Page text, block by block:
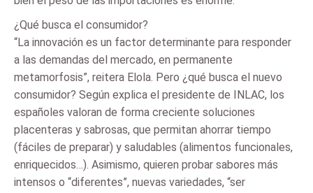
¿Qué busca el consumidor?
“La innovación es un factor determinante para responder
a las demandas del mercado, en permanente
metamorfosis”, reitera Elola. Pero ¿qué busca el nuevo
consumidor? Según explica el presidente de INLAC, los
españoles valoran de forma creciente soluciones
placenteras y sabrosas, que permitan ahorrar tiempo
(fáciles de preparar) y saludables (alimentos funcionales,
enriquecidos…). Asimismo, quieren probar sabores más
intensos o “diferentes”, nuevas variedades, “ser